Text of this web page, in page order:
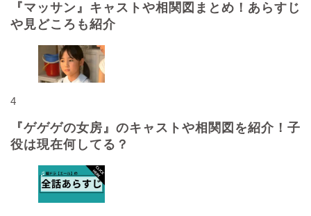
『マッサン』キャストや相関図まとめ！あらすじ
や見どころも紹介
4
『ゲゲゲの女房』のキャストや相関図を紹介！子
役は現在何してる？